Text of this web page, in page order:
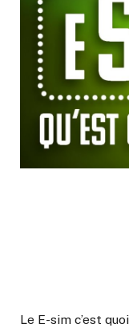
Le E-sim c’est